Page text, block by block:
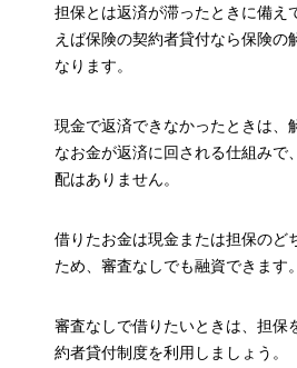
担保とは返済が滞ったときに備え
えば保険の契約者貸付なら保険の
なります。
現金で返済できなかったときは、
なお金が返済に回される仕組みで
配はありません。
借りたお金は現金または担保のど
ため、審査なしでも融資できます。
審査なしで借りたいときは、担保
約者貸付制度を利用しましょう。